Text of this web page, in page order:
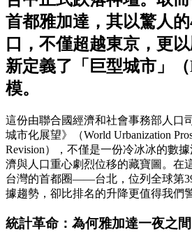
首都雅加達，其以驚人
口，不僅超越東京，更
新定義了「巨型城市」
模。
這份由聯合國經濟和社會事務部人口
城市化展望》（World Urbanization
Revision），不僅是一份冷冰冰的數
濟與人口重心劇烈位移的藏寶圖。在
台灣的首都圈——台北，位列全球第
據趨勢，卻比排名的升降更值得我們
統計革命：為何雅加達一夜之